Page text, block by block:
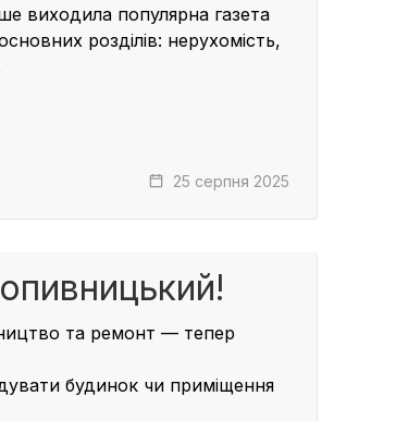
виходила популярна газета
розділів: нерухомість,
25 серпня 2025
та ремонт — тепер
будинок чи приміщення